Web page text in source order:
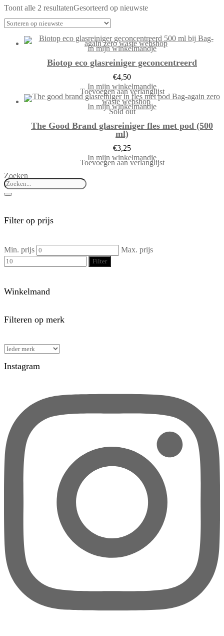
Toont alle 2 resultatenGesorteerd op nieuwste
In mijn winkelmandje
Biotop eco glasreiniger geconcentreerd
€4,50
In mijn winkelmandje
Toevoegen aan verlanglijst
In mijn winkelmandje
Sold out
The Good Brand glasreiniger fles met pod (500
ml)
€3,25
In mijn winkelmandje
Toevoegen aan verlanglijst
Zoeken
Filter op prijs
Min. prijs Max. prijs
Filter
Winkelmand
Filteren op merk
Instagram